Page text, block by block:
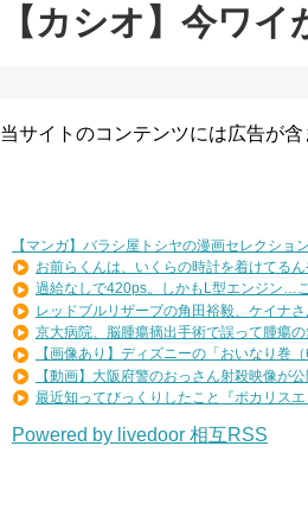
【カシオ】今ワ
当サイトのコンテンツには広告が含
【マンガ】バラシ屋トシヤの漫画セレクション
お前らくんは、いくらの時計を着けてるん
過給なしで420ps。しかもL型エンジン…
レッドブルリザーブの角田裕毅、ケイナさ
京大病院、脳腫瘍摘出手術で誤って腫瘍
【画像あり】ディズニーの「おいなり巻
【動画】大阪府警のおっさん射殺映像が公
最近知ってびっくりしたこと『ポカリス
Powered by livedoor 相互RSS